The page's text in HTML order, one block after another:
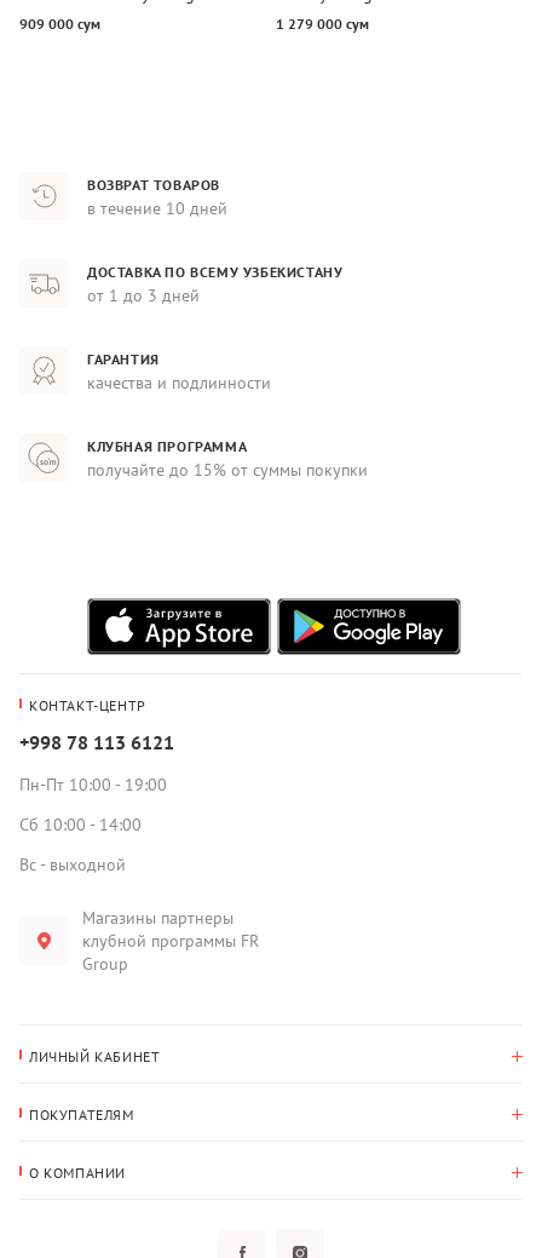
909 000 сум 1 279 000 сум
ВОЗВРАТ ТОВАРОВ
в течение 10 дней
ДОСТАВКА ПО ВСЕМУ УЗБЕКИСТАНУ
от 1 до 3 дней
ГАРАНТИЯ
качества и подлинности
КЛУБНАЯ ПРОГРАММА
получайте до 15% от суммы покупки
КОНТАКТ-ЦЕНТР
+998 78 113 6121
Пн-Пт 10:00 - 19:00
Сб 10:00 - 14:00
Вс - выходной
Магазины партнеры
клубной программы FR
Group
ЛИЧНЫЙ КАБИНЕТ
Адрес для доставки
ПОКУПАТЕЛЯМ
О КОМПАНИИ
Политика конфиденциальности